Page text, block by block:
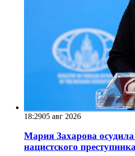
18:2905 авг 2026
Мария Захарова осудила
нацистского